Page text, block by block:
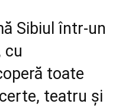
Sibiul într-un
cu
toate
teatru și